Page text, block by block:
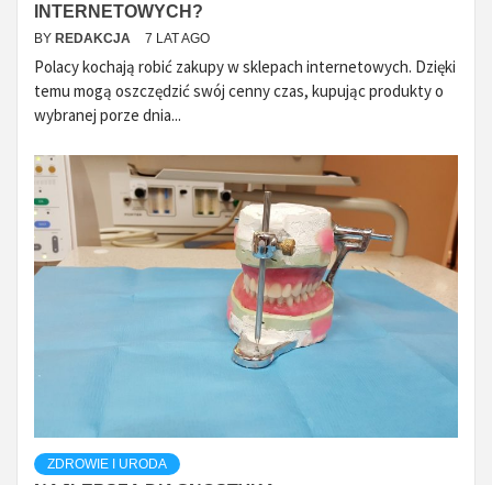
INTERNETOWYCH?
BY REDAKCJA 7 LAT AGO
Polacy kochają robić zakupy w sklepach internetowych. Dzięki
temu mogą oszczędzić swój cenny czas, kupując produkty o
wybranej porze dnia...
ZDROWIE I URODA